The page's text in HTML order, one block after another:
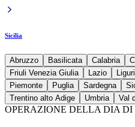
Sicilia
Abruzzo Basilicata Calabria
Friuli Venezia Giulia
Lazio
Piemonte
Puglia Sardegna
Trentino alto Adige
Umbria Val
OPERAZIONE DELLA DIA DI